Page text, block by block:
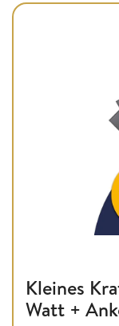
Kleines
Watt +